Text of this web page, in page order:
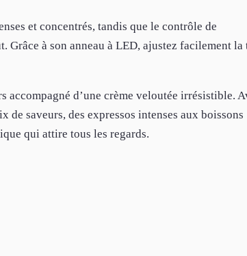
et concentrés, tandis que le contrôle de
Grâce à son anneau à LED, ajustez facilement la
d’une crème veloutée irrésistible.
saveurs, des expressos intenses aux boissons
qui attire tous les regards.